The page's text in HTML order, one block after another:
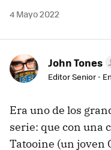
4 Mayo 2022
John Tones
Editor Senior -
Era uno de los
serie: que con una
Tatooine (un joven